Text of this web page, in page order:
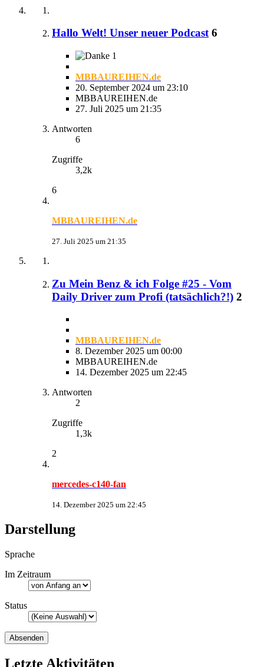
Hallo Welt! Unser neuer Podcast 6
1
MBBAUREIHEN.de
20. September 2024 um 23:10
MBBAUREIHEN.de
27. Juli 2025 um 21:35
Antworten
6
Zugriffe
3,2k
6
MBBAUREIHEN.de
27. Juli 2025 um 21:35
Zu Mein Benz & ich Folge #25 - Vom
Daily Driver zum Profi (tatsächlich?!) 2
MBBAUREIHEN.de
8. Dezember 2025 um 00:00
MBBAUREIHEN.de
14. Dezember 2025 um 22:45
Antworten
2
Zugriffe
1,3k
2
mercedes-c140-fan
14. Dezember 2025 um 22:45
Darstellung
Sprache
Im Zeitraum
Status
Letzte Aktivitäten